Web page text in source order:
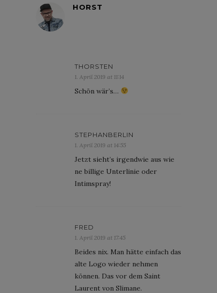
HORST
THORSTEN
1. April 2019 at 11:14
Schön wär’s…
STEPHANBERLIN
1. April 2019 at 14:55
Jetzt sieht’s irgendwie aus wie
ne billige Unterlinie oder
Intimspray!
FRED
1. April 2019 at 17:45
Beides nix. Man hätte einfach das
alte Logo wieder nehmen
können. Das vor dem Saint
Laurent von Slimane.